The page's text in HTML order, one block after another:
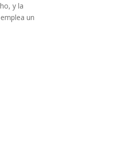
y la
un